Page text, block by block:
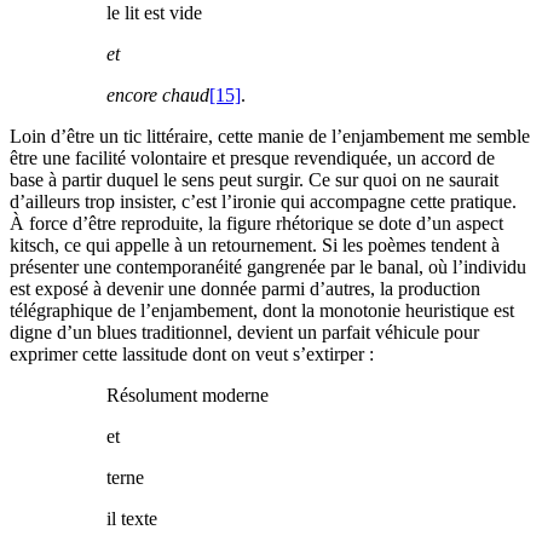
le lit est vide
et
encore chaud[15].
Loin d’être un tic littéraire, cette manie de l’enjambement me semble
être une facilité volontaire et presque revendiquée, un accord de
base à partir duquel le sens peut surgir. Ce sur quoi on ne saurait
d’ailleurs trop insister, c’est l’ironie qui accompagne cette pratique.
À force d’être reproduite, la figure rhétorique se dote d’un aspect
kitsch, ce qui appelle à un retournement. Si les poèmes tendent à
présenter une contemporanéité gangrenée par le banal, où l’individu
est exposé à devenir une donnée parmi d’autres, la production
télégraphique de l’enjambement, dont la monotonie heuristique est
digne d’un blues traditionnel, devient un parfait véhicule pour
exprimer cette lassitude dont on veut s’extirper :
Résolument moderne
et
terne
il texte